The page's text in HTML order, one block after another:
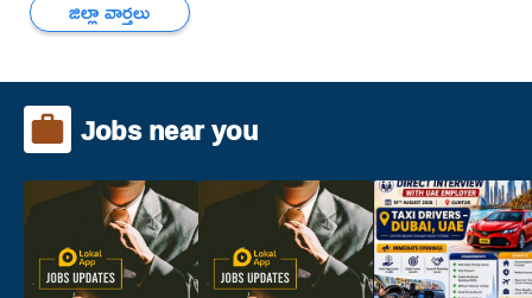
జిల్లా వార్తలు
Jobs near you